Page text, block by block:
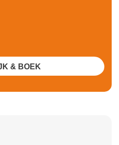
& BOEK